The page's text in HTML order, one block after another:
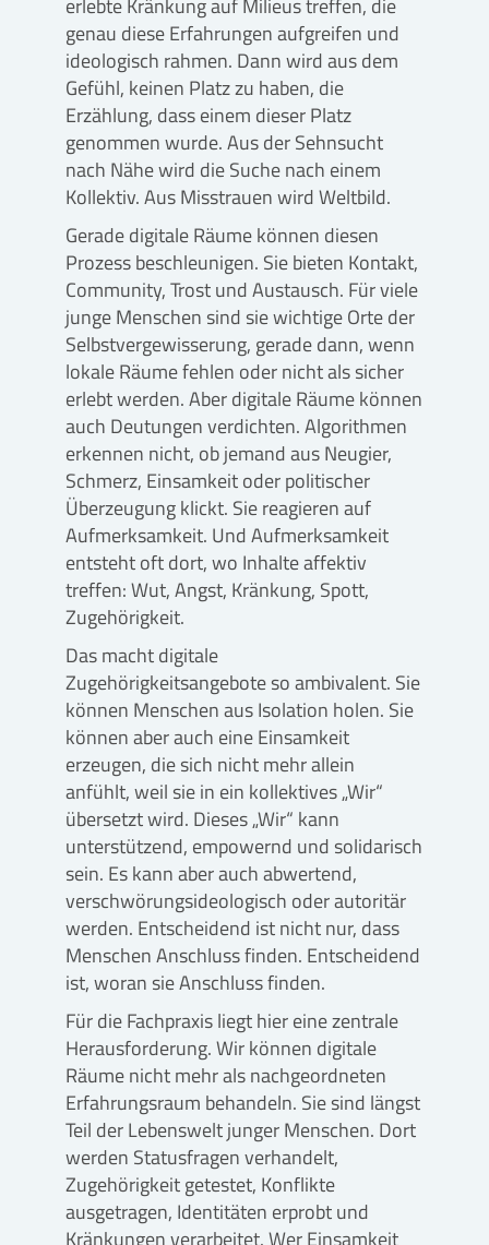
erlebte Kränkung auf Milieus treffen, die
genau diese Erfahrungen aufgreifen und
ideologisch rahmen. Dann wird aus dem
Gefühl, keinen Platz zu haben, die
Erzählung, dass einem dieser Platz
genommen wurde. Aus der Sehnsucht
nach Nähe wird die Suche nach einem
Kollektiv. Aus Misstrauen wird Weltbild.
Gerade digitale Räume können diesen
Prozess beschleunigen. Sie bieten Kontakt,
Community, Trost und Austausch. Für viele
junge Menschen sind sie wichtige Orte der
Selbstvergewisserung, gerade dann, wenn
lokale Räume fehlen oder nicht als sicher
erlebt werden. Aber digitale Räume können
auch Deutungen verdichten. Algorithmen
erkennen nicht, ob jemand aus Neugier,
Schmerz, Einsamkeit oder politischer
Überzeugung klickt. Sie reagieren auf
Aufmerksamkeit. Und Aufmerksamkeit
entsteht oft dort, wo Inhalte affektiv
treffen: Wut, Angst, Kränkung, Spott,
Zugehörigkeit.
Das macht digitale
Zugehörigkeitsangebote so ambivalent. Sie
können Menschen aus Isolation holen. Sie
können aber auch eine Einsamkeit
erzeugen, die sich nicht mehr allein
anfühlt, weil sie in ein kollektives „Wir“
übersetzt wird. Dieses „Wir“ kann
unterstützend, empowernd und solidarisch
sein. Es kann aber auch abwertend,
verschwörungsideologisch oder autoritär
werden. Entscheidend ist nicht nur, dass
Menschen Anschluss finden. Entscheidend
ist, woran sie Anschluss finden.
Für die Fachpraxis liegt hier eine zentrale
Herausforderung. Wir können digitale
Räume nicht mehr als nachgeordneten
Erfahrungsraum behandeln. Sie sind längst
Teil der Lebenswelt junger Menschen. Dort
werden Statusfragen verhandelt,
Zugehörigkeit getestet, Konflikte
ausgetragen, Identitäten erprobt und